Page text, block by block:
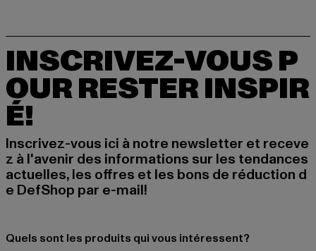
INSCRIVEZ-VOUS P
OUR RESTER INSPIR
É!
Inscrivez-vous ici à notre newsletter et receve
z à l'avenir des informations sur les tendances
actuelles, les offres et les bons de réduction d
e DefShop par e-mail!
Quels sont les produits qui vous intéressent?